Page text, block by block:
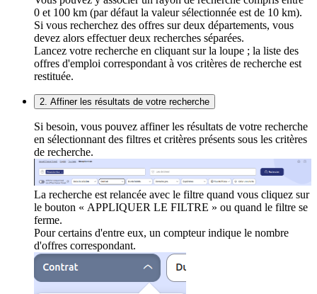
0 et 100 km (par défaut la valeur sélectionnée est de 10 km).
Si vous recherchez des offres sur deux départements, vous
devez alors effectuer deux recherches séparées.
Lancez votre recherche en cliquant sur la loupe ; la liste des
offres d'emploi correspondant à vos critères de recherche est
restituée.
2. Affiner les résultats de votre recherche
Si besoin, vous pouvez affiner les résultats de votre recherche
en sélectionnant des filtres et critères présents sous les critères
de recherche.
La recherche est relancée avec le filtre quand vous cliquez sur
le bouton « APPLIQUER LE FILTRE » ou quand le filtre se
ferme.
Pour certains d'entre eux, un compteur indique le nombre
d'offres correspondant.